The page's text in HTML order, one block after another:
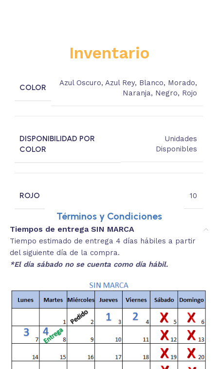
Inventario
COLOR
Azul Oscuro,Azul Rey, Blanco, Morado,
Naranja, Negro, Rojo
DISPONIBILIDAD POR
COLOR
Unidades
Disponibles
ROJO 10
Términos y Condiciones
Tiempos de entrega SIN MARCA
Tiempo estimado de entrega 4 días hábiles a partir
del siguiente día de la compra.
*El día sábado no se cuenta como día hábil.